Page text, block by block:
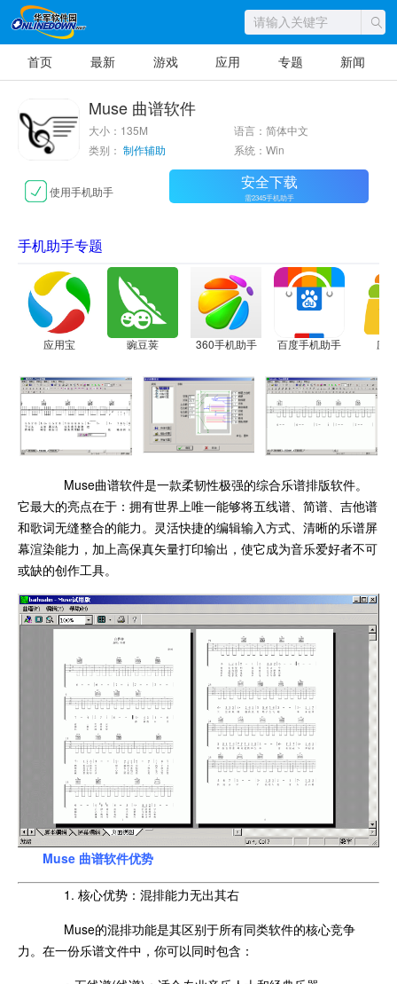
首页 最新 游戏 应用 专题 新闻
Muse 曲谱软件
大小：135M
语言：简体中文
类别： 制作辅助 系统：Win
使用手机助手 安全下载
需2345手机助手
手机助手专题
应用宝 豌豆荚 360手机助手 百度手机助手 应
Muse曲谱软件是一款柔韧性极强的综合乐谱排版软件。
它最大的亮点在于：拥有世界上唯一能够将五线谱、简谱、吉他谱
和歌词无缝整合的能力。灵活快捷的编辑输入方式、清晰的乐谱屏
幕渲染能力，加上高保真矢量打印输出，使它成为音乐爱好者不可
或缺的创作工具。
Muse 曲谱软件优势
1. 核心优势：混排能力无出其右
Muse的混排功能是其区别于所有同类软件的核心竞争
力。在一份乐谱文件中，你可以同时包含：